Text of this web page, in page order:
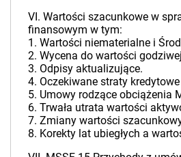
VI. Wartości szacunkowe w
finansowym w tym:
1. Wartości niematerialne i
2. Wycena do wartości
3. Odpisy aktualizujące.
4. Oczekiwane straty
5. Umowy rodzące obciążenia
6. Trwała utrata wartości
7. Zmiany wartości
8. Korekty lat ubiegłych a